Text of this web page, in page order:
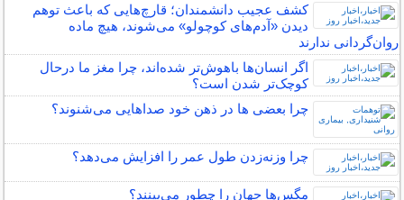
کشف عجیب دانشمندان؛ قارچ‌هایی که باعث توهم
دیدن «آدم‌های کوچولو» می‌شوند، هیچ ماده
روان‌گردانی ندارند
اگر انسان‌ها باهوش‌تر شده‌اند، چرا مغز ما درحال
کوچک‌تر شدن است؟
چرا بعضی ها در ذهن خود صداهایی می‌شنوند؟
چرا وزنه‌زدن طول عمر را افزایش می‌دهد؟
مگس‌ها جهان را چطور می‌بینند؟